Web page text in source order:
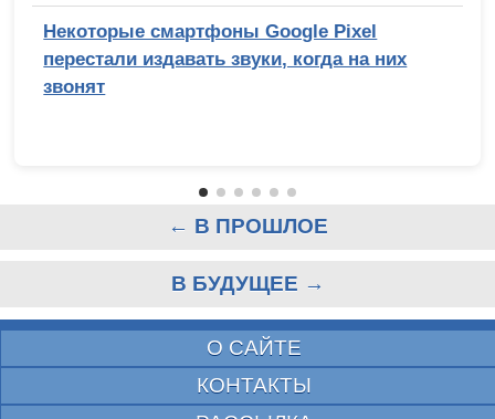
Некоторые смартфоны Google Pixel
перестали издавать звуки, когда на них
звонят
← В ПРОШЛОЕ
В БУДУЩЕЕ →
О САЙТЕ
КОНТАКТЫ